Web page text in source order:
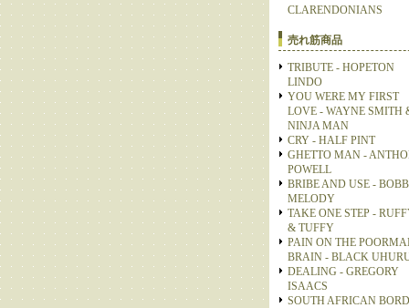
CLARENDONIANS
売れ筋商品
TRIBUTE - HOPETON
LINDO
YOU WERE MY FIRST
LOVE - WAYNE SMITH
NINJA MAN
CRY - HALF PINT
GHETTO MAN -
POWELL
BRIBE AND USE -
MELODY
TAKE ONE STEP -
& TUFFY
PAIN ON THE
BRAIN - BLACK
DEALING - GREGORY
ISAACS
SOUTH AFRICAN